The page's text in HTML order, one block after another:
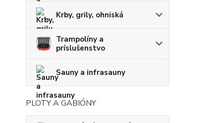
Krby, grily, ohniská
Trampolíny a
príslušenstvo
Sauny a infrasauny
PLOTY A GABIÓNY